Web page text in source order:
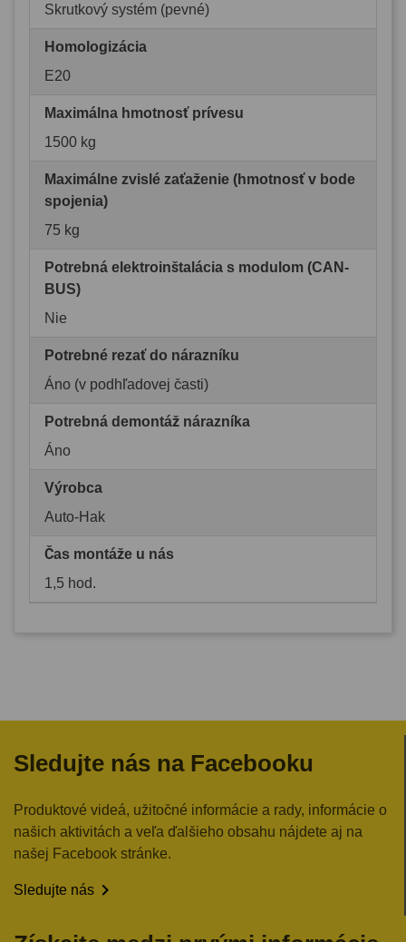
Skrutkový systém (pevné)
Homologizácia
E20
Maximálna hmotnosť prívesu
1500 kg
Maximálne zvislé zaťaženie (hmotnosť v bode
spojenia)
75 kg
Potrebná elektroinštalácia s modulom (CAN-
BUS)
Nie
Potrebné rezať do nárazníku
Áno (v podhľadovej časti)
Potrebná demontáž nárazníka
Áno
Výrobca
Auto-Hak
Čas montáže u nás
1,5 hod.
Sledujte nás na Facebooku
Produktové videá, užitočné informácie a rady, informácie o
našich aktivitách a veľa ďalšieho obsahu nájdete aj na
našej Facebook stránke.
Sledujte nás 